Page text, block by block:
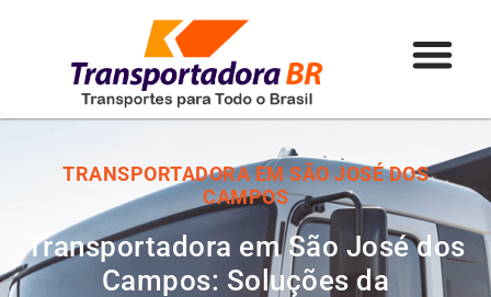
TRANSPORTADORA EM SÃO JOSÉ DOS
CAMPOS
Transportadora em São José dos
Campos: Soluções da